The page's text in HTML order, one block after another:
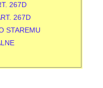
267D
267D
STAREMU